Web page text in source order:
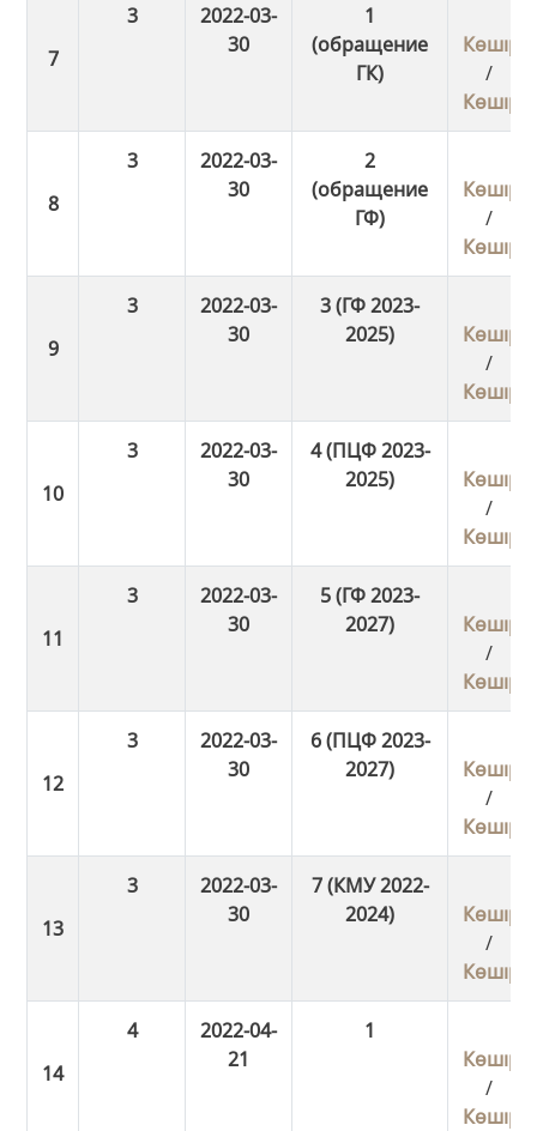
3
2022-03-
30
1
(обращение
ГК)
Көшіру
/
Көшіру
3
2022-03-
30
2
(обращение
ГФ)
Көшіру
/
Көшіру
3
2022-03-
30
3 (ГФ 2023-
2025)
Көшіру
/
Көшіру
3
2022-03-
30
4 (ПЦФ 2023-
2025)
Көшіру
/
Көшіру
3
2022-03-
30
5 (ГФ 2023-
2027)
Көшіру
/
Көшіру
3
2022-03-
30
6 (ПЦФ 2023-
2027)
Көшіру
/
Көшіру
3
2022-03-
30
7 (КМУ 2022-
2024)
Көшіру
/
Көшіру
4
2022-04-
21
1
Көшіру
/
Көшіру